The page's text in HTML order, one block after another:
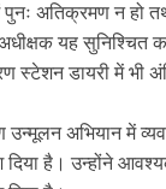
अतिक्रमण न हो
यह सुनिश्चित
स्टेशन डायरी में भी
उन्मूलन अभियान में
दिया है। उन्होंने